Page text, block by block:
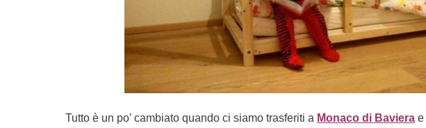
Tutto è un po’ cambiato quando ci siamo trasferiti a Monaco di Baviera e